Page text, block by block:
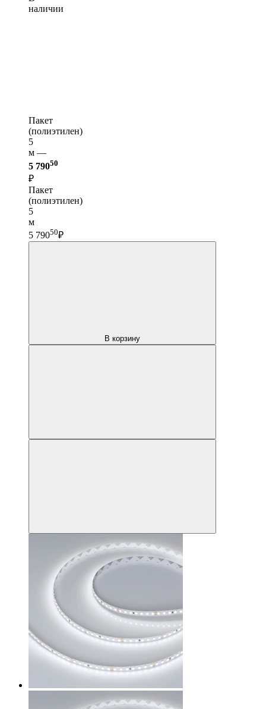
наличии
Пакет
(полиэтилен)
5
м —
5 79050
₽
Пакет
(полиэтилен)
5
м
5 79050₽
В корзину